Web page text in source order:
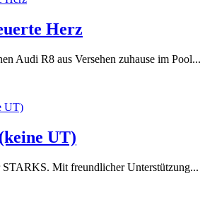
Herz
Audi R8 aus Versehen zuhause im Pool...
UT)
Mit freundlicher Unterstützung...